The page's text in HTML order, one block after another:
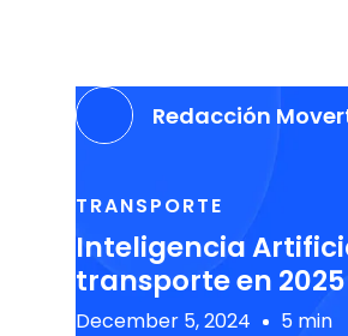
Redacción
TRANSPORTE
Inteligencia
transporte en 2025
December 5, 2024 5 min